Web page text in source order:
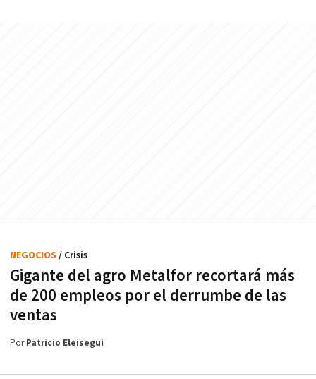
Gigante del agro Metalfor recortará más
de 200 empleos por el derrumbe de las
ventas
NEGOCIOS / Crisis
PorPatricio Eleisegui